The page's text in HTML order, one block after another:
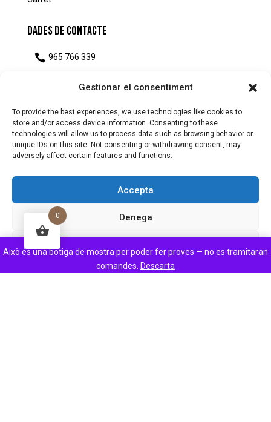
Gestionar el consentiment
To provide the best experiences, we use technologies like cookies to
store and/or access device information. Consenting to these
technologies will allow us to process data such as browsing behavior or
unique IDs on this site. Not consenting or withdrawing consent, may
adversely affect certain features and functions.
Accepta
Denega
Això és una botiga de mostra per poder fer proves — no es tramitaran
comandes. Descarta
Dades de Contacte
 965 766 339
capaquitinaembotitcasola@gmail.com
 Carrer Sant Joan, 3, 03760 Ondara, Alacant
0